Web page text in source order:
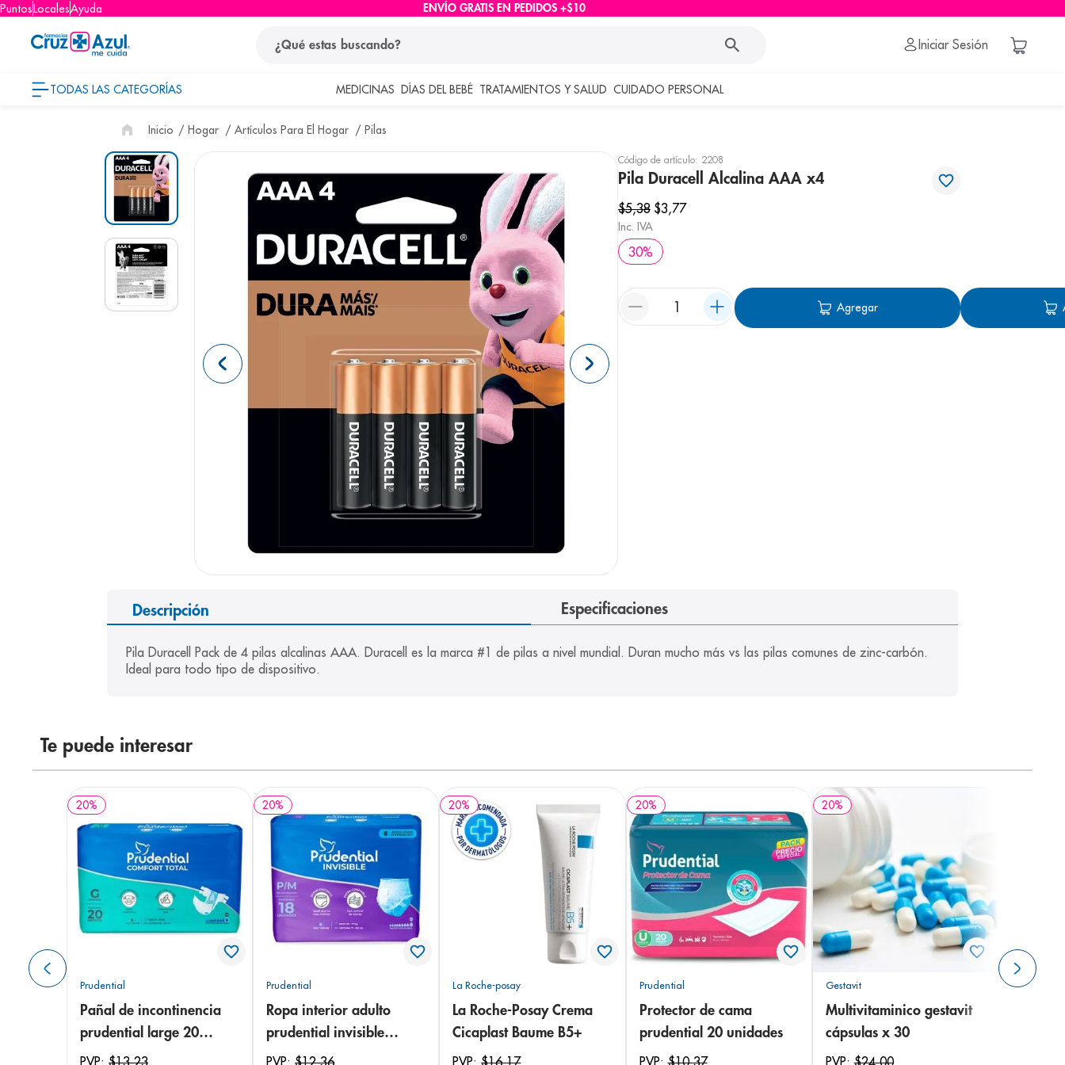
PuntosLocalesAyuda ENVÍO GRATIS EN PEDIDOS +$10
Iniciar Sesión
TODAS LAS CATEGORÍAS MEDICINAS DÍAS DEL BEBÉ TRATAMIENTOS Y SALUD CUIDADO PERSONAL
Hogar Artículos Para El Hogar Pilas
Código de artículo: 2208
Pila Duracell Alcalina AAA x4
$5,38 $3,77
Inc. IVA
30%
Agregar
Descripción Especificaciones
Pila Duracell Pack de 4 pilas alcalinas AAA. Duracell es la marca #1 de pilas a nivel mundial. Duran mucho más vs las pilas comunes de zinc-carbón.
Ideal para todo tipo de dispositivo.
Te puede interesar
20%
Prudential
Pañal de incontinencia
prudential large 20
unidades
20%
Prudential
Ropa interior adulto
prudential invisible
small/medium 18
20%
La Roche-posay
La Roche-Posay Crema
Cicaplast Baume B5+
20%
Prudential
Protector de cama
prudential 20 unidades
20%
Gestavit
Multivitaminico gestavit
cápsulas x 30
términos más buscados
1. protector solar
3. eucerin
7. shampoo
pediasure